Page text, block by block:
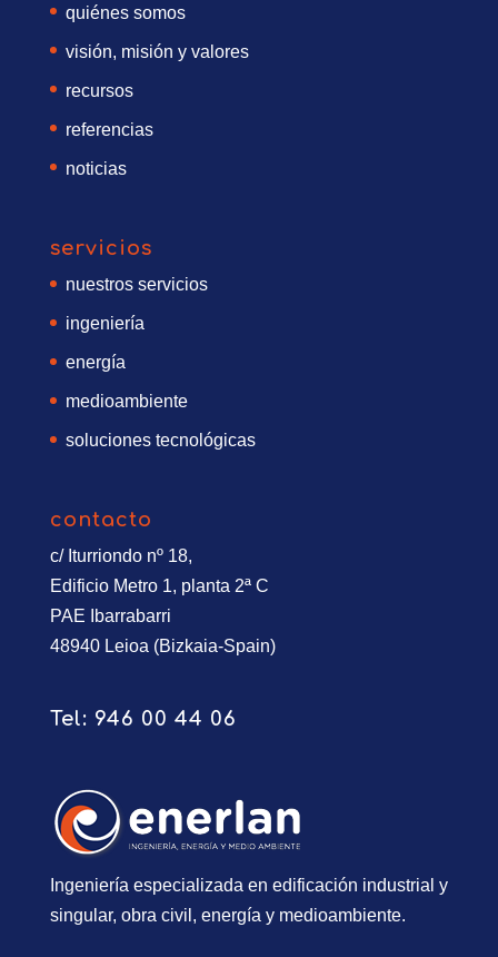
quiénes somos
visión, misión y valores
recursos
referencias
noticias
servicios
nuestros servicios
ingeniería
energía
medioambiente
soluciones tecnológicas
contacto
c/ Iturriondo nº 18,
Edificio Metro 1, planta 2ª C
PAE Ibarrabarri
48940 Leioa (Bizkaia-Spain)
Tel: 946 00 44 06
Ingeniería especializada en edificación industrial y
singular, obra civil, energía y medioambiente.